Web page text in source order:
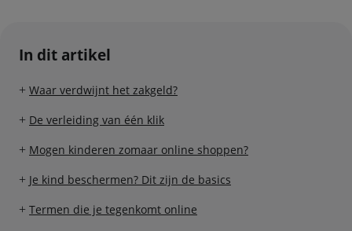
In dit artikel
Waar verdwijnt het zakgeld?
De verleiding van één klik
Mogen kinderen zomaar online shoppen?
Je kind beschermen? Dit zijn de basics
Termen die je tegenkomt online